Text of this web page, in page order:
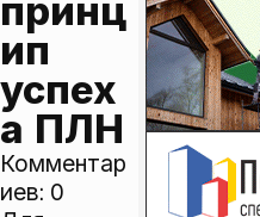
принц
ип
успех
а ПЛН
Комментар
иев: 0